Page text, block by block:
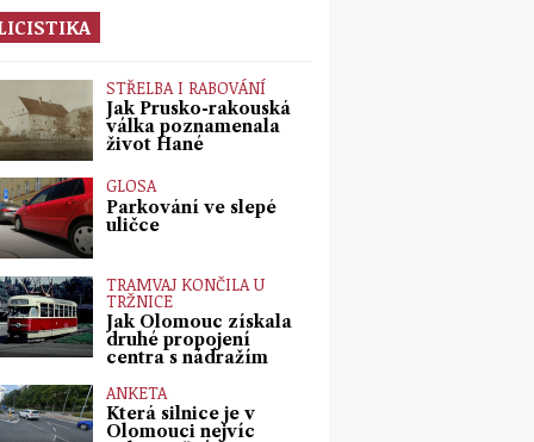
STŘELBA I RABOVÁNÍ
Jak Prusko-rakouská
válka poznamenala
život Hané
GLOSA
Parkování ve slepé
uličce
TRAMVAJ KONČILA U
TRŽNICE
Jak Olomouc získala
druhé propojení
centra s nádražím
ANKETA
Která silnice je v
Olomouci nejvíc